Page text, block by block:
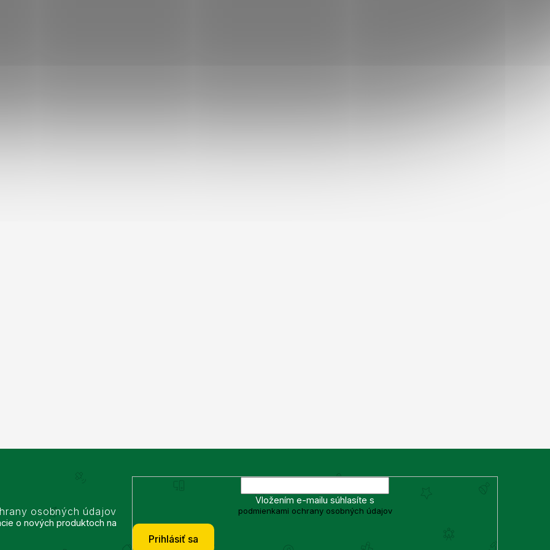
osobných údajov
o nových produktoch na
Vložením e-mailu súhlasíte s
podmienkami ochrany osobných údajov
Prihlásiť sa